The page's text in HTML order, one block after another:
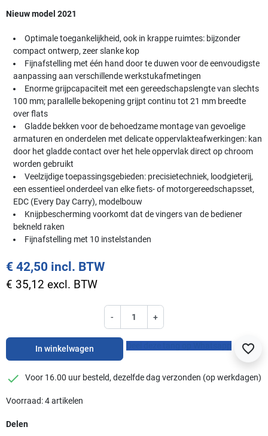
Nieuw model 2021
Optimale toegankelijkheid, ook in krappe ruimtes: bijzonder
compact ontwerp, zeer slanke kop
Fijnafstelling met één hand door te duwen voor de eenvoudigste
aanpassing aan verschillende werkstukafmetingen
Enorme grijpcapaciteit met een gereedschapslengte van slechts
100 mm; parallelle bekopening grijpt continu tot 21 mm breedte
over flats
Gladde bekken voor de behoedzame montage van gevoelige
armaturen en onderdelen met delicate oppervlakteafwerkingen: kan
door het gladde contact over het hele oppervlak direct op chroom
worden gebruikt
Veelzijdige toepassingsgebieden: precisietechniek, loodgieterij,
een essentieel onderdeel van elke fiets- of motorgereedschapsset,
EDC (Every Day Carry), modelbouw
Knijpbescherming voorkomt dat de vingers van de bediener
bekneld raken
Fijnafstelling met 10 instelstanden
€ 42,50 incl. BTW
€ 35,12 excl. BTW
- +
In winkelwagen favorite_border
checkmark
Voor 16.00 uur besteld, dezelfde dag verzonden (op werkdagen)
Voorraad: 4 artikelen
Delen